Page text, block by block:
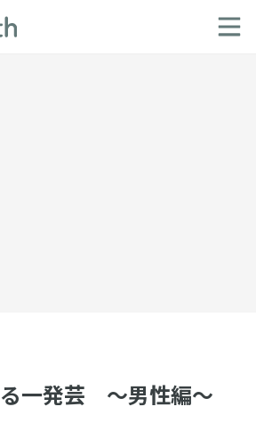
一発芸 〜男性編〜